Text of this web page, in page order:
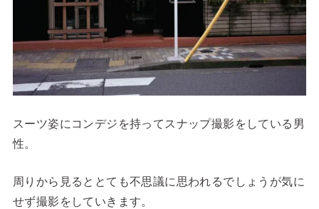
スーツ姿にコンデジを持ってスナップ撮影をしている男
性。
周りから見るととても不思議に思われるでしょうが気に
せず撮影をしていきます。